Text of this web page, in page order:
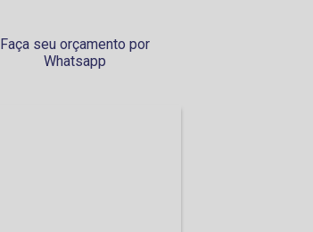
Faça seu orçamento por
Whatsapp